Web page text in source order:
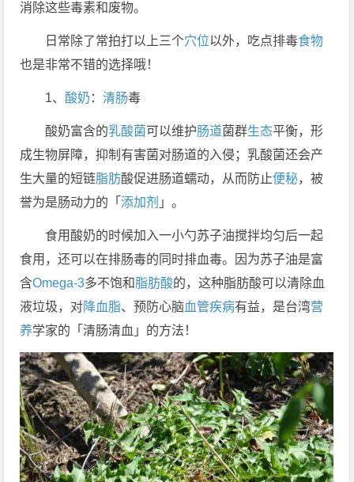
消除这些毒素和废物。
日常除了常拍打以上三个穴位以外，吃点排毒食物
也是非常不错的选择哦！
1、 酸奶 ：清肠毒
酸奶富含的乳酸菌可以维护肠道菌群生态平衡，形
成生物屏障，抑制有害菌对肠道的入侵；乳酸菌还会产
生大量的短链脂肪酸促进肠道蠕动，从而防止便秘，被
誉为是肠动力的「添加剂 」。
食用酸奶的时候加入一小勺苏子油搅拌均匀后一起
食用，还可以在排肠毒的同时排血毒。因为苏子油是富
含Omega-3多不饱和脂肪酸的，这种脂肪酸可以清除血
液垃圾，对降血脂、预防心脑血管疾病有益，是台湾营
养学家的「清肠清血」的方法！